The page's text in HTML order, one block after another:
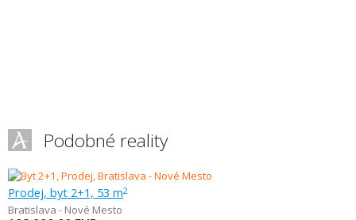
Podobné reality
Prodej, byt 2+1, 53 m2
Bratislava - Nové Mesto